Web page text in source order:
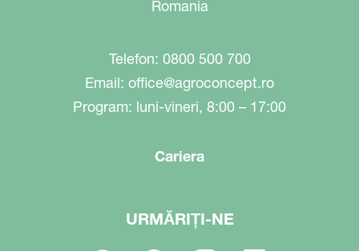
Romania
Telefon: 0800 500 700
Email: office@agroconcept.ro
Program: luni-vineri, 8:00 – 17:00
Cariera
URMĂRIȚI-NE